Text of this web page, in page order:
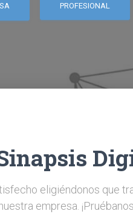
PROFESIONAL
eligiéndonos que
empresa.